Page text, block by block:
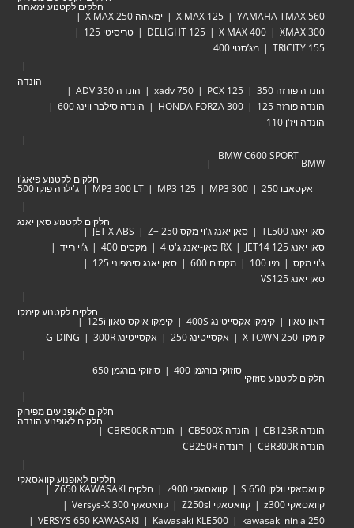
חלקים לקטנוע ימאהה
YAMAHA TMAX 560
X MAX 125
ימאהה X MAX 250
XMAX 300
X MAX 400
DELIGHT 125
טריסיטי 125
TRICITY 155
מג’סטי 400
הונדה
הונדה פורזה 350 PCX 125
xadv 750
הונדה ADV 350
הונדה פורזה 125
HONDA FORZA 300
הונדה סילבר ווינג 600
הונדה ויז'ן 110
BMW
BMW C600 SPORT
חלקים לקטנוע פיאג'ו
אקסאבו 250 MP3 300
MP3 125
MP3 300 LT ג'ילרה פוקו 500
חלקים לקטנוע סאן יאנג
סאן יאנג TL500 סאן יאנג ג'וי מקס Zּ+ 250
JET X ABS
סאן יאנג JET14 125
RX סאן-יאנג ג'ט 4 מקסים 400
ג’וי רייד
ג'וי מקס
מיו 100 מקסים 600
סאן יאנג סימפוני 125
סאן יאנג VS125
חלקים לקטנוע קימקו
דאון טאון קימקו אקסייטינג 400S
קימקו איקס טאון 125i
קימקו X TOWN 250i
אקסייטינג 250 אקסייטינג 300R G-DING
חלקים לקטנוע סוזוקי
סוזוקי בורגמן 400 סוזוקי בורגמן 650
חלקים לאופנועים מפירוק
חלקים לאופנוע הונדה
הונדה CB125R הונדה CB500X
הונדה CBR500R
הונדה CBR300R
הונדה CB250R
חלקים לאופנוע קוואסאקי
קוואסאקי וולקן 650 S קוואסאקי z900
חלקים Z650 KAWASAKI
קוואסאקי z300
קוואסאקי Z250sl
קוואסאקי Versys-X 300
kawasaki ninja 250
Kawasaki KLE500
VERSYS 650 KAWASAKI